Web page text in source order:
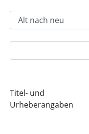
Titel- und
Urheberangaben